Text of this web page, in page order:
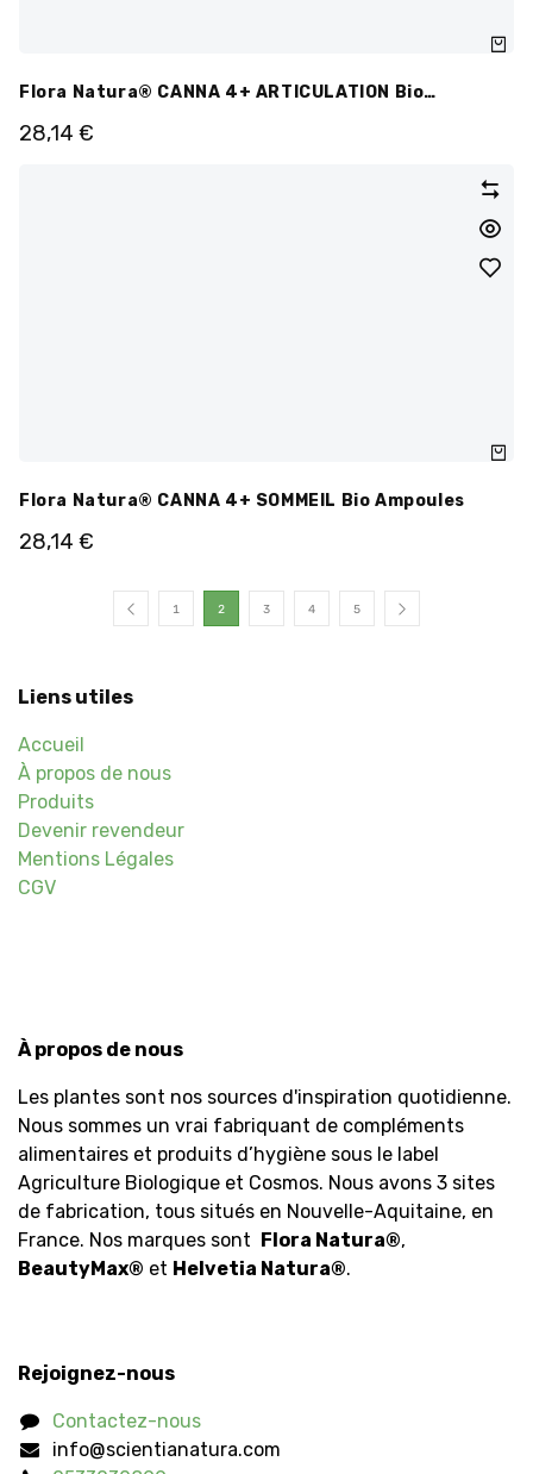
Flora Natura® CANNA 4+ ARTICULATION Bio
Ampoules
28,14 €
Flora Natura® CANNA 4+ SOMMEIL Bio Ampoules
28,14 €
1 2 3 4 5
Liens utiles
Accueil
À propos de nous
Produits
Devenir revendeur
Mentions Légales
CGV
À propos de nous
Les plantes sont nos sources d'inspiration quotidienne.
Nous sommes un vrai fabriquant de compléments
alimentaires et produits d’hygiène sous le label
Agriculture Biologique et Cosmos. Nous avons 3 sites
de fabrication, tous situés en Nouvelle-Aquitaine, en
France. Nos marques sont
Flora Natura®,
BeautyMax® et Helvetia Natura®.
Rejoignez-nous
Contactez-nous
info@scientianatura.com